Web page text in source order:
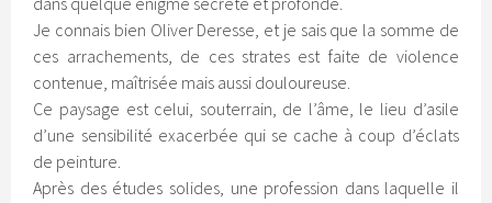
Je connais bien Oliver Deresse, et je sais que la somme de
ces arrachements, de ces strates est faite de violence
contenue, maîtrisée mais aussi douloureuse.
Ce paysage est celui, souterrain, de l’âme, le lieu d’asile
d’une sensibilité exacerbée qui se cache à coup d’éclats
de peinture.
Après des études solides, une profession dans laquelle il